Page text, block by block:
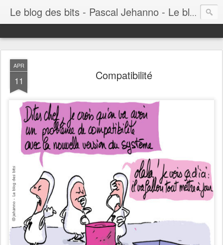
Le blog des bits - Pascal Jehanno - Le blog BD informatique
APR
11 Compatibilité